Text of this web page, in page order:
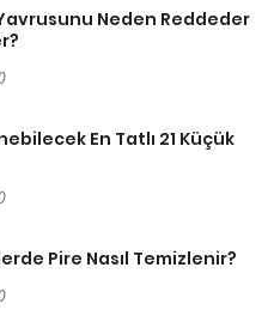
Neden Reddeder
En Tatlı 21 Küçük
Pire Nasıl Temizlenir?